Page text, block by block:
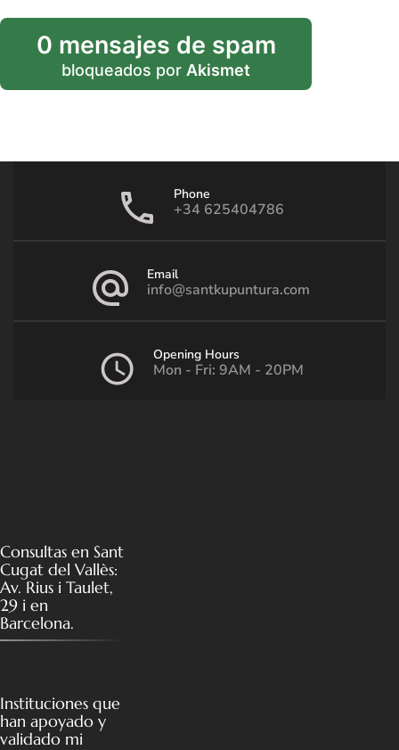
0 mensajes de spam
bloqueados por Akismet
Phone
+34 625404786
Email
info@santkupuntura.com
Opening Hours
Mon - Fri: 9AM - 20PM
Consultas en Sant
Cugat del Vallès:
Av. Rius i Taulet,
29 i en
Barcelona.
Instituciones que
han apoyado y
validado mi